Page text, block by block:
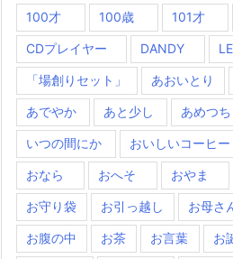
100才 100歳 101才
CDプレイヤー DANDY
「場創りセット」 あおいとり
あでやか あと少し あめつち
いつの間にか おいしいコーヒー
おなら おへそ おやま
お守り袋 お引っ越し お母さ
お腹の中 お茶 お言葉 お